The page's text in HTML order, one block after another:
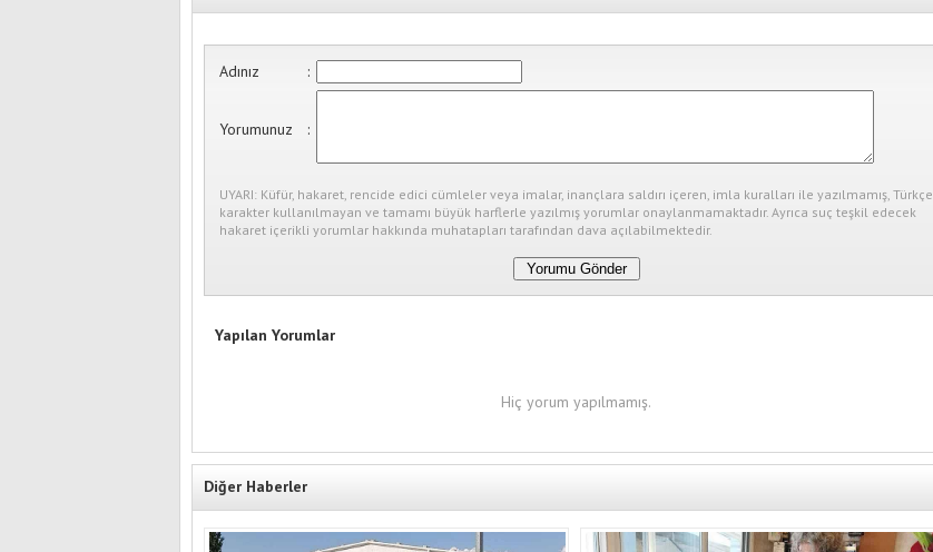
Adınız :
Yorumunuz :
UYARI: Küfür, hakaret, rencide edici cümleler veya imalar, inançlara saldırı içeren, imla kuralları ile yazılmamış, Türkçe
karakter kullanılmayan ve tamamı büyük harflerle yazılmış yorumlar onaylanmamaktadır. Ayrıca suç teşkil edecek
hakaret içerikli yorumlar hakkında muhatapları tarafından dava açılabilmektedir.
Yapılan Yorumlar
Hiç yorum yapılmamış.
Diğer Haberler